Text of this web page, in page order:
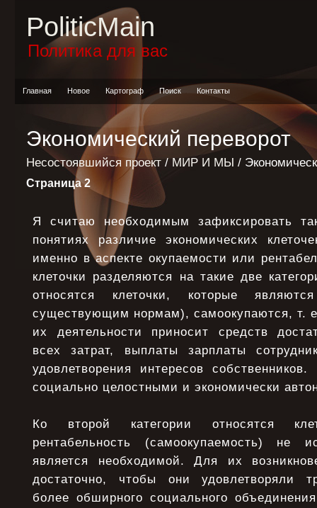
PoliticMain
Политика для вас
Главная Новое Картограф Поиск Контакты
Экономический переворот
Несостоявшийся проект / МИР И МЫ /
Страница 2
Я считаю необходимым зафиксировать
понятиях различие экономических
именно в аспекте окупаемости или
клеточки разделяются на такие две
относятся клеточки, которые
существующим нормам), самоокупаются, т.
их деятельности приносит средств
всех затрат, выплаты зарплаты
удовлетворения интересов
социально целостными и экономически
Ко второй категории относятся
рентабельность (самоокупаемость) не
является необходимой. Для их
достаточно, чтобы они удовлетворяли
более обширного социального